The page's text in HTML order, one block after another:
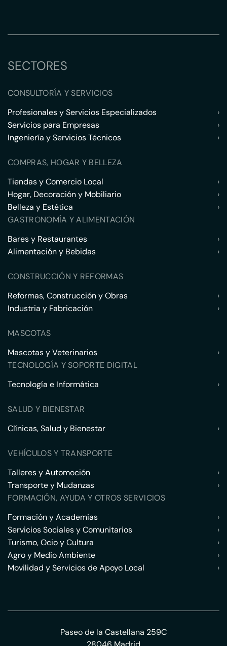
SECTORES
CONSULTORÍA Y SERVICIOS
Profesionales y Servicios Especializados
›
Servicios para Empresas
›
Ingeniería y Servicios Técnicos
›
COMPRAS, HOGAR Y BELLEZA
Tiendas y Comercio Local
›
Hogar, Decoración y Mobiliario
›
Belleza y Estética
›
GASTRONOMÍA Y ALIMENTACIÓN
Bares y Restaurantes
›
Alimentación y Bebidas
›
CONSTRUCCIÓN Y REFORMAS
Reformas, Construcción y Obras
›
Industria y Fabricación
›
MASCOTAS
Mascotas y Veterinarios
›
TECNOLOGÍA Y SOPORTE DIGITAL
Tecnología e Informática
›
SALUD Y BIENESTAR
Clínicas, Salud y Bienestar
›
VEHÍCULOS Y TRANSPORTE
Talleres y Automoción
›
Transporte y Mudanzas
›
FORMACIÓN, AYUDA Y OTROS SERVICIOS
Formación y Academias
›
Servicios Sociales y Comunitarios
›
Turismo, Ocio y Cultura
›
Agro y Medio Ambiente
›
Movilidad y Servicios de Apoyo Local
›
Paseo de la Castellana 259C